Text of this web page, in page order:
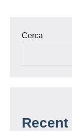
Cerca